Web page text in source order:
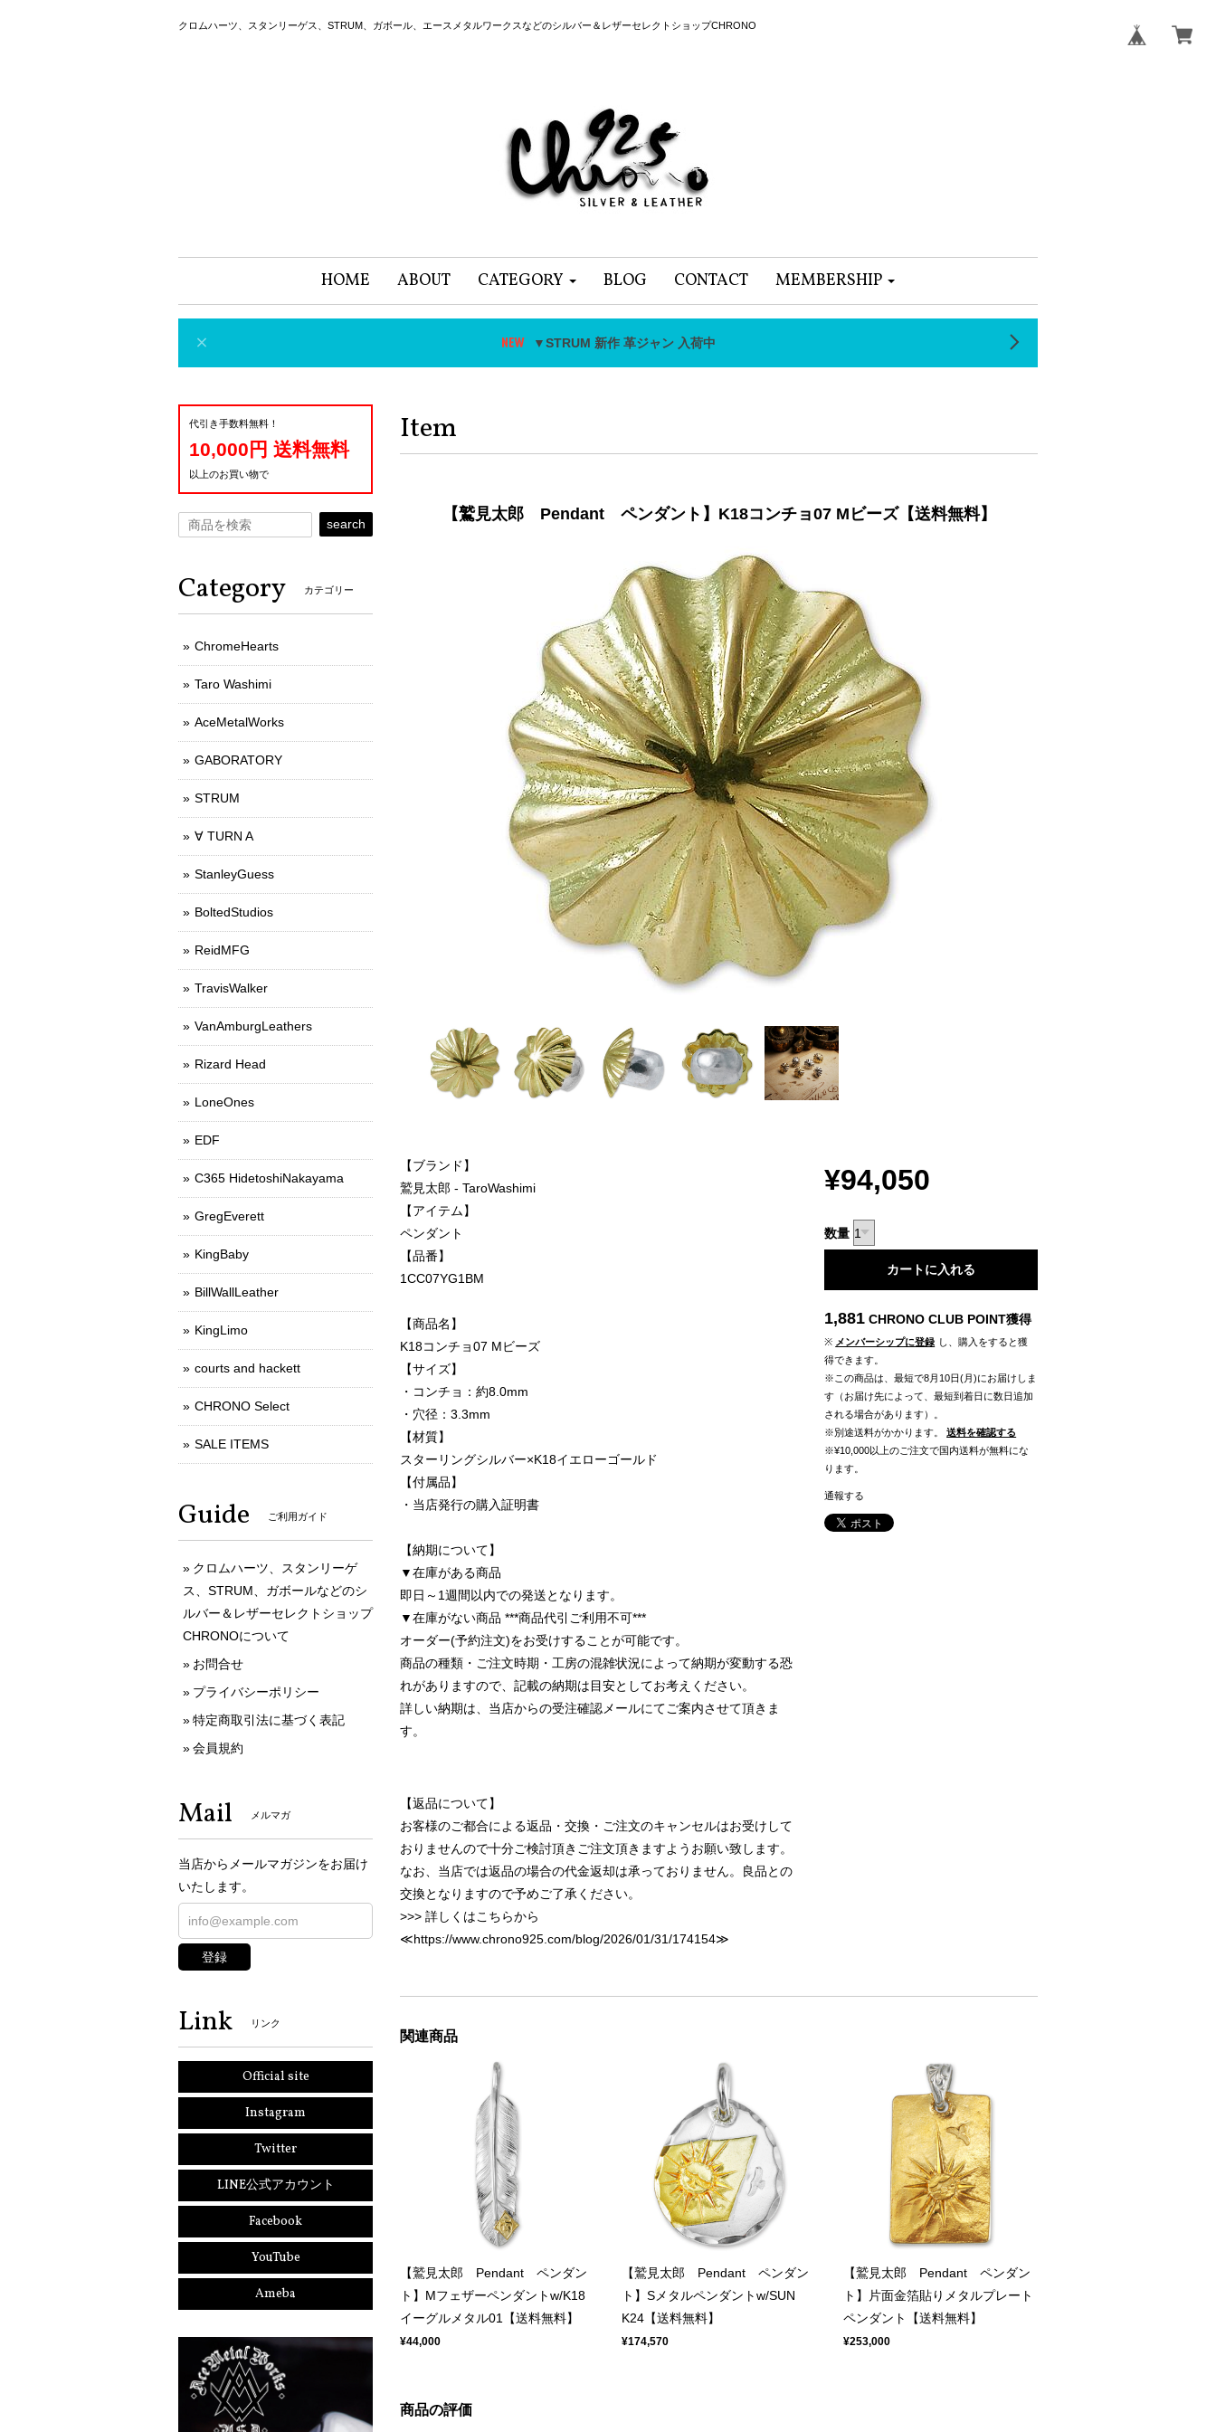
クロムハーツ、スタンリーゲス、STRUM、ガボール、エースメタルワークスなどのシルバー＆レザーセレクトショップCHRONO
HOME ABOUT CATEGORY BLOG CONTACT MEMBERSHIP
▼STRUM 新作 革ジャン 入荷中
Item
【鷲見太郎 Pendant ペンダント】K18コンチョ07 Mビーズ【送料無料】
【ブランド】
鷲見太郎 - TaroWashimi
【アイテム】
ペンダント
【品番】
1CC07YG1BM
【商品名】
K18コンチョ07 Mビーズ
【サイズ】
・コンチョ：約8.0mm
・穴径：3.3mm
【材質】
スターリングシルバー×K18イエローゴールド
【付属品】
・当店発行の購入証明書
【納期について】
▼在庫がある商品
即日～1週間以内での発送となります。
▼在庫がない商品 ***商品代引ご利用不可***
オーダー(予約注文)をお受けすることが可能です。
商品の種類・ご注文時期・工房の混雑状況によって納期が変動する恐
れがありますので、記載の納期は目安としてお考えください。
詳しい納期は、当店からの受注確認メールにてご案内させて頂きま
す。
【返品について】
お客様のご都合による返品・交換・ご注文のキャンセルはお受けして
おりませんので十分ご検討頂きご注文頂きますようお願い致します。
なお、当店では返品の場合の代金返却は承っておりません。良品との
交換となりますので予めご了承ください。
>>> 詳しくはこちらから
≪https://www.chrono925.com/blog/2026/01/31/174154≫
¥94,050
数量
カートに入れる
1,881 CHRONO CLUB POINT獲得
※ メンバーシップに登録 し、購入をすると獲
得できます。
※この商品は、最短で8月10日(月)にお届けしま
す（お届け先によって、最短到着日に数日追加
される場合があります）。
※別途送料がかかります。
送料を確認する
※¥10,000以上のご注文で国内送料が無料にな
ります。
通報する
関連商品
【鷲見太郎 Pendant ペンダン
ト】Mフェザーペンダントw/K18
イーグルメタル01【送料無料】
¥44,000
【鷲見太郎 Pendant ペンダン
ト】Sメタルペンダントw/SUN
K24【送料無料】
¥174,570
【鷲見太郎 Pendant ペンダン
ト】片面金箔貼りメタルプレート
ペンダント【送料無料】
¥253,000
商品の評価
代引き手数料無料！
10,000円 送料無料
以上のお買い物で
search
Category カテゴリー
ChromeHearts
Taro Washimi
AceMetalWorks
GABORATORY
STRUM
∀ TURN A
StanleyGuess
BoltedStudios
ReidMFG
TravisWalker
VanAmburgLeathers
Rizard Head
LoneOnes
EDF
C365 HidetoshiNakayama
GregEverett
KingBaby
BillWallLeather
KingLimo
courts and hackett
CHRONO Select
SALE ITEMS
Guide ご利用ガイド
クロムハーツ、スタンリーゲ
ス、STRUM、ガボールなどのシ
ルバー＆レザーセレクトショップ
CHRONOについて
お問合せ
プライバシーポリシー
特定商取引法に基づく表記
会員規約
Mail メルマガ
当店からメールマガジンをお届け
いたします。
登録
Link リンク
Official site
Instagram
Twitter
LINE公式アカウント
Facebook
YouTube
Ameba